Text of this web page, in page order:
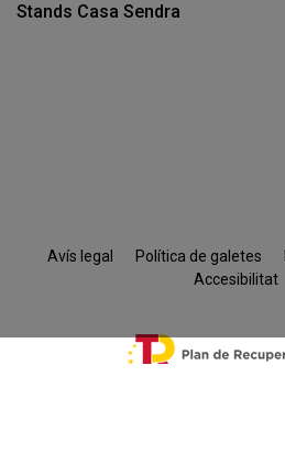
Stands Casa Sendra
Avís legal Política de galetes
Accesibilitat